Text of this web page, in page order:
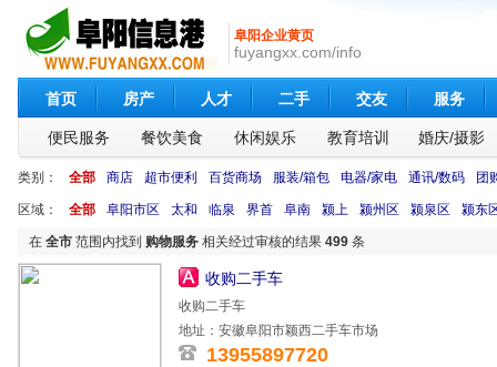
阜阳企业黄页
fuyangxx.com/info
首页 房产 人才 二手 交友 服务
便民服务 餐饮美食 休闲娱乐 教育培训 婚庆/摄影
类别： 全部 商店 超市便利 百货商场 服装/箱包 电器/家电 通讯/数码 团
区域： 全部 阜阳市区 太和 临泉 界首 阜南 颍上 颍州区 颍泉区 颍东
在 全市 范围内找到 购物服务 相关经过审核的结果 499 条
收购二手车
收购二手车
地址：安徽阜阳市颖西二手车市场
13955897720